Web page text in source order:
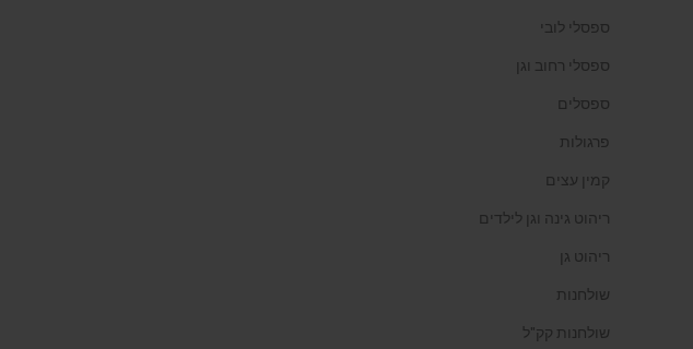
ספסלי לובי
ספסלי רחוב וגן
ספסלים
פרגולות
קמין עצים
ריהוט גינה וגן לילדים
ריהוט גן
שולחנות
שולחנות קק"ל